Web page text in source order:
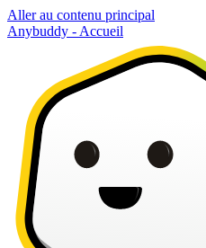
Aller au contenu principal
Anybuddy - Accueil